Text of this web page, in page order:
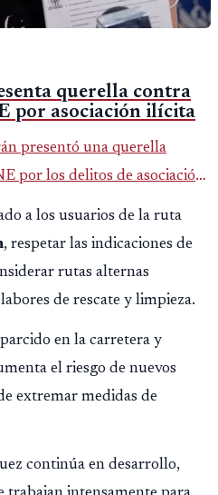
querella contra
por asociación ilícita
presentó una querella
por los delitos de asociación
a los usuarios de la ruta
, respetar las indicaciones de
rutas alternas
de rescate y limpieza.
en la carretera y
el riesgo de nuevos
extremar medidas de
continúa en desarrollo,